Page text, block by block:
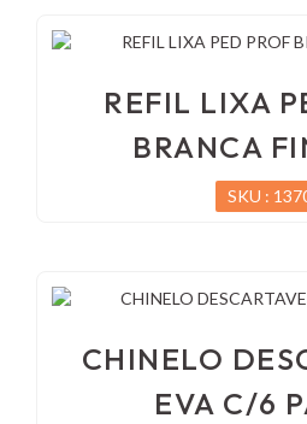
REFIL LIXA
BRANCA
SKU :
CHINELO
EVA C/6